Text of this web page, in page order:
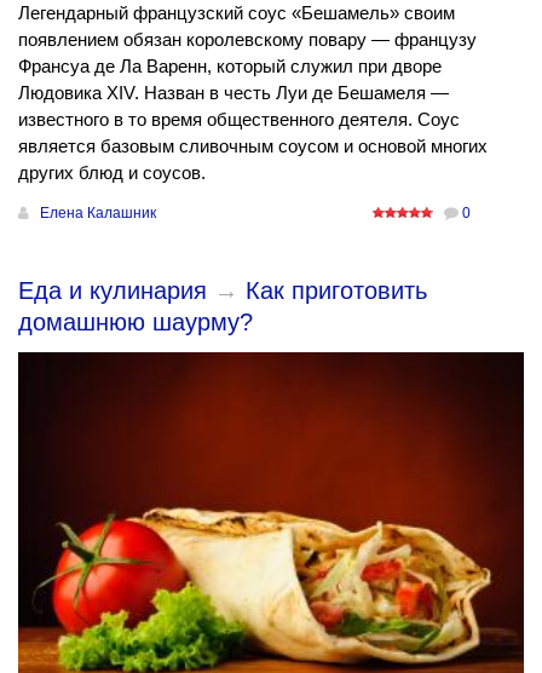
Легендарный французский соус «Бешамель» своим
появлением обязан королевскому повару — французу
Франсуа де Ла Варенн, который служил при дворе
Людовика XIV. Назван в честь Луи де Бешамеля —
известного в то время общественного деятеля. Соус
является базовым сливочным соусом и основой многих
других блюд и соусов.
Елена Калашник 0
Еда и кулинария → Как приготовить
домашнюю шаурму?